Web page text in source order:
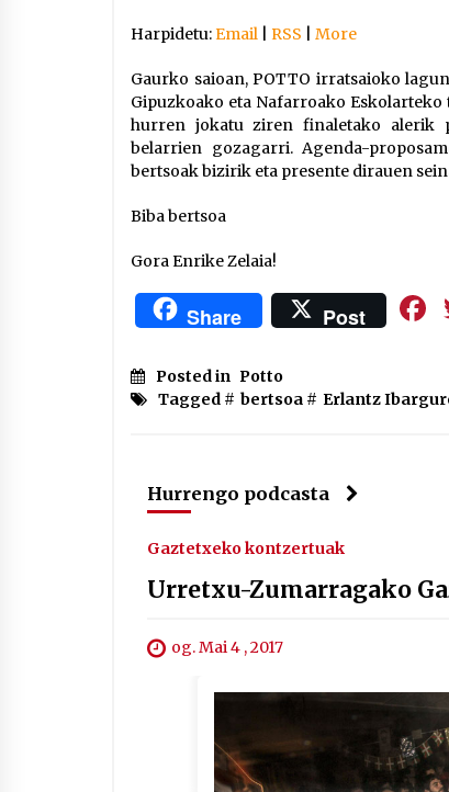
Harpidetu:Email RSS More
Gaurko saioan, POTTO irratsaioko
Gipuzkoako eta Nafarroako
hurren jokatu ziren finaletako alerik
belarrien gozagarri. Agenda-
bertsoak bizirik eta presente dirauen
Biba bertsoa
Gora Enrike Zelaia!
Share Post
Posted in Potto
Tagged # bertsoa # Erlantz
Hurrengo podcasta
Gaztetxeko kontzertuak
Urretxu-Zumarragako
og. Mai 4 , 2017